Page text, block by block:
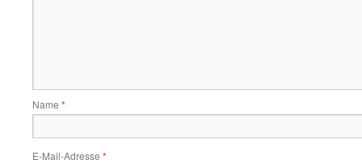
Name *
E-Mail-Adresse *